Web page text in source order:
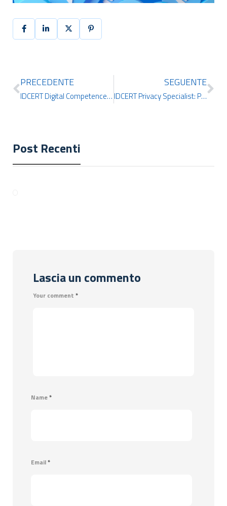
PRECEDENTE
IDCERT Digital Competence: perché acquisire la Patente Europea di IDCERT
SEGUENTE
IDCERT Privacy Specialist: Panoramica del Corso Online + Certificazione
Post Recenti
Lascia un commento
Your comment *
Name*
Email*